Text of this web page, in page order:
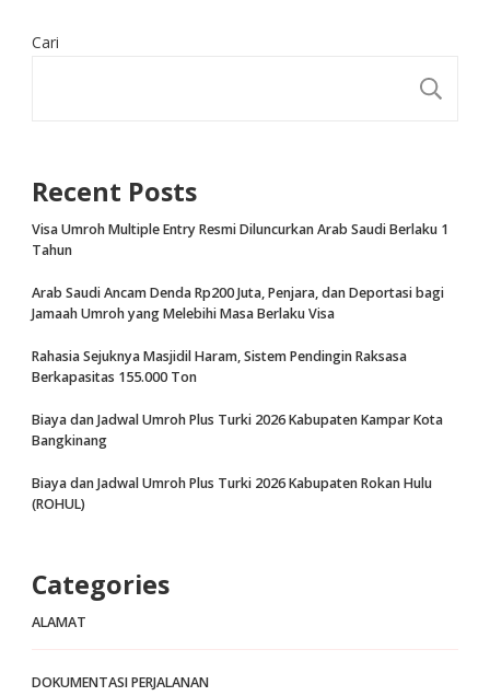
Cari
Recent Posts
Visa Umroh Multiple Entry Resmi Diluncurkan Arab Saudi Berlaku 1
Tahun
Arab Saudi Ancam Denda Rp200 Juta, Penjara, dan Deportasi bagi
Jamaah Umroh yang Melebihi Masa Berlaku Visa
Rahasia Sejuknya Masjidil Haram, Sistem Pendingin Raksasa
Berkapasitas 155.000 Ton
Biaya dan Jadwal Umroh Plus Turki 2026 Kabupaten Kampar Kota
Bangkinang
Biaya dan Jadwal Umroh Plus Turki 2026 Kabupaten Rokan Hulu
(ROHUL)
Categories
ALAMAT
DOKUMENTASI PERJALANAN